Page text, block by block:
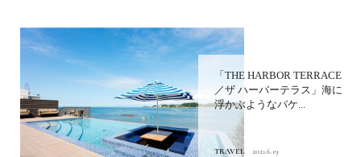
「THE HARBOR TERRACE
／ザ ハーバーテラス」海に
浮かぶようなバケ...
TRAVEL 2021.6.19